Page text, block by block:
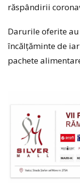
răspândirii
Darurile oferite
încălțăminte de
pachete